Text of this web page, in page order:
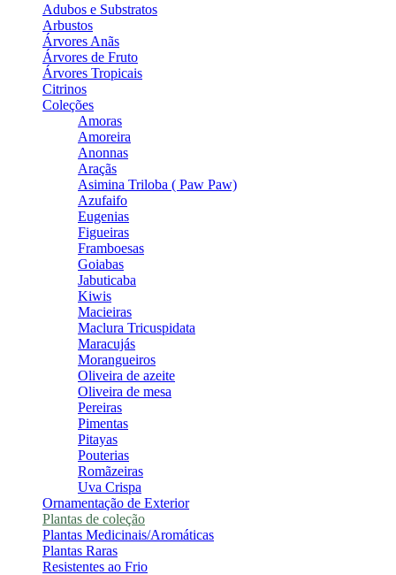
Adubos e Substratos
Arbustos
Árvores Anãs
Árvores de Fruto
Árvores Tropicais
Citrinos
Coleções
Amoras
Amoreira
Anonnas
Araçãs
Asimina Triloba ( Paw Paw)
Azufaifo
Eugenias
Figueiras
Framboesas
Goiabas
Jabuticaba
Kiwis
Macieiras
Maclura Tricuspidata
Maracujás
Morangueiros
Oliveira de azeite
Oliveira de mesa
Pereiras
Pimentas
Pitayas
Pouterias
Romãzeiras
Uva Crispa
Ornamentação de Exterior
Plantas de coleção
Plantas Medicinais/Aromáticas
Plantas Raras
Resistentes ao Frio